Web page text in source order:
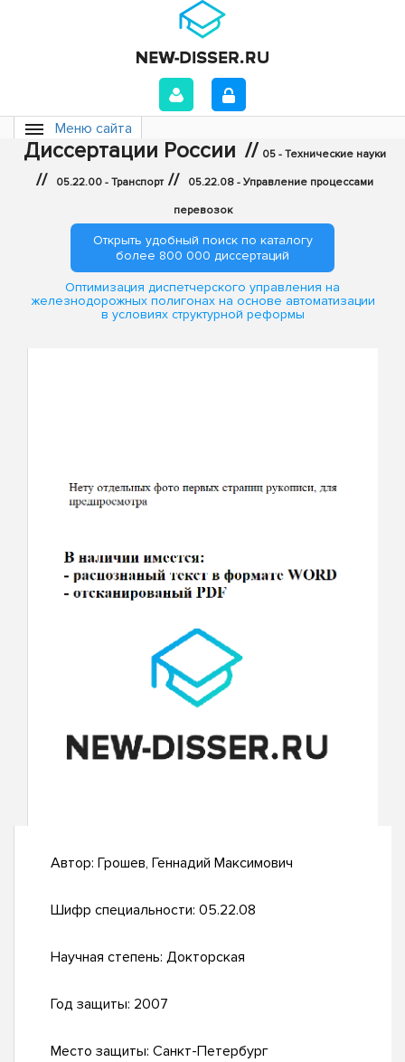
Меню сайта
Диссертации России // 05 - Технические науки
// 05.22.00 - Транспорт // 05.22.08 - Управление процессами
перевозок
Открыть удобный поиск по каталогу
более 800 000 диссертаций
Оптимизация диспетчерского управления на
железнодорожных полигонах на основе автоматизации
в условиях структурной реформы
Автор: Грошев, Геннадий Максимович
Шифр специальности: 05.22.08
Научная степень: Докторская
Год защиты: 2007
Место защиты: Санкт-Петербург